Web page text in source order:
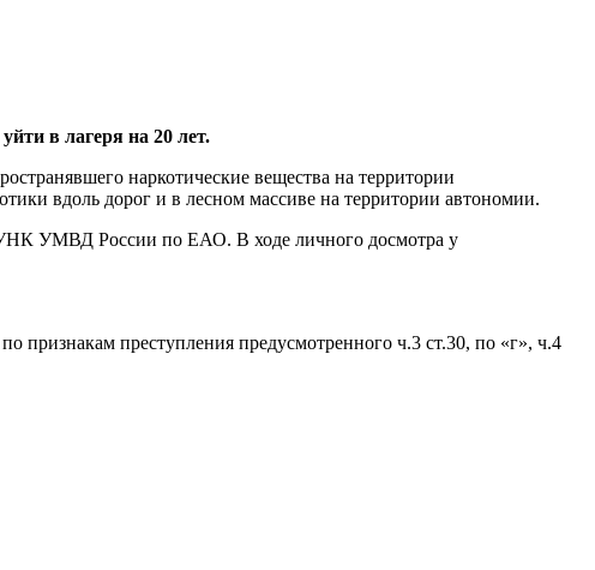
в лагеря на 20 лет.
наркотические вещества на территории
вдоль дорог и в лесном массиве на территории автономии.
УНК УМВД России по ЕАО. В ходе личного досмотра у
преступления предусмотренного ч.3 ст.30, по «г», ч.4